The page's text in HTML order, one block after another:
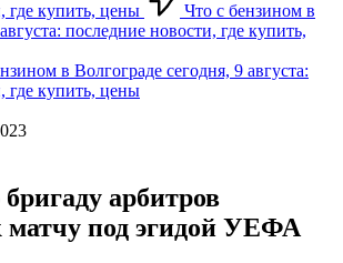
где купить, цены
Что с бензином в
последние новости, где купить,
в Волгограде сегодня, 9 августа:
где купить, цены
арбитров
матчу под эгидой УЕФА